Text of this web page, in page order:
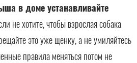
в доме устанавливайте
не хотите, чтобы взрослая собака
это уже щенку, а не умиляйтесь
правила меняться потом не